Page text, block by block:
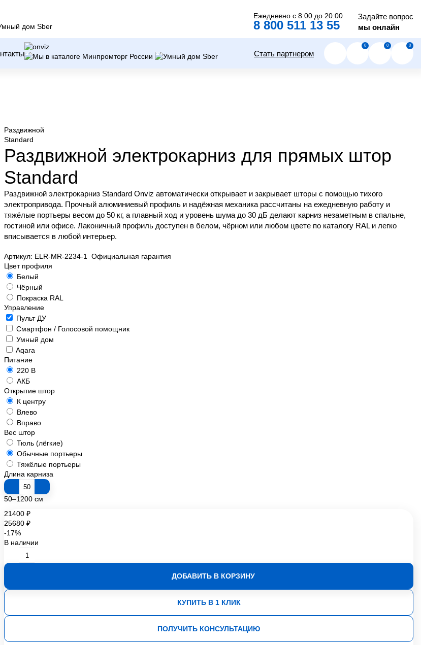
Ежедневно с 8:00 до 20:00
8 800 511 13 55
Задайте вопрос
мы онлайн
Стать партнером
0 0 0
Раздвижной
Standard
Раздвижной электрокарниз для прямых штор
Standard
Раздвижной электрокарниз Standard Onviz автоматически открывает и закрывает шторы с помощью тихого
электропривода. Прочный алюминиевый профиль и надёжная механика рассчитаны на ежедневную работу и
тяжёлые портьеры весом до 50 кг, а плавный ход и уровень шума до 30 дБ делают карниз незаметным в спальне,
гостиной или офисе. Лаконичный профиль доступен в белом, чёрном или любом цвете по каталогу RAL и легко
вписывается в любой интерьер.
Артикул: ELR-MR-2234-1
Официальная гарантия
Цвет профиля
Белый
Чёрный
Покраска RAL
Управление
Пульт ДУ
Смартфон / Голосовой помощник
Умный дом
Aqara
Питание
220 В
АКБ
Открытие штор
К центру
Влево
Вправо
Вес штор
Тюль (лёгкие)
Обычные портьеры
Тяжёлые портьеры
Длина карниза
50–1200 см
21400 ₽
25680 ₽
-17%
В наличии
ДОБАВИТЬ В КОРЗИНУ
КУПИТЬ В 1 КЛИК
ПОЛУЧИТЬ КОНСУЛЬТАЦИЮ